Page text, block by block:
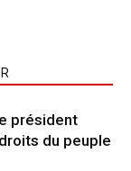
président
du peuple